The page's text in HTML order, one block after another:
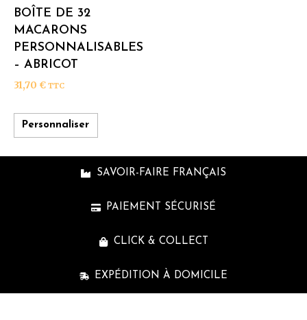
BOÎTE DE 32
MACARONS
PERSONNALISABLES
– ABRICOT
31,70 € TTC
Personnaliser
SAVOIR-FAIRE FRANÇAIS
PAIEMENT SÉCURISÉ
CLICK & COLLECT
EXPÉDITION À DOMICILE